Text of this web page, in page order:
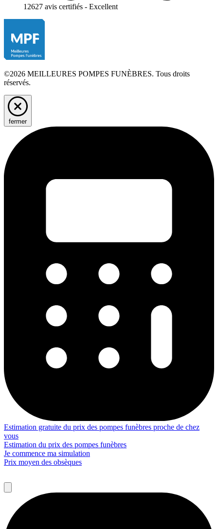
12627 avis certifiés - Excellent
©2026 MEILLEURES POMPES FUNÈBRES. Tous droits
réservés.
fermer
Estimation gratuite du prix des pompes funèbres proche de chez
vous
Estimation du prix des pompes funèbres
Je commence ma simulation
Prix moyen des obsèques